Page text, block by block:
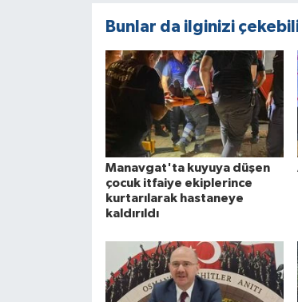
Bunlar da ilginizi
Manavgat'ta kuyuya düşen
çocuk itfaiye ekiplerince
kurtarılarak hastaneye
kaldırıldı